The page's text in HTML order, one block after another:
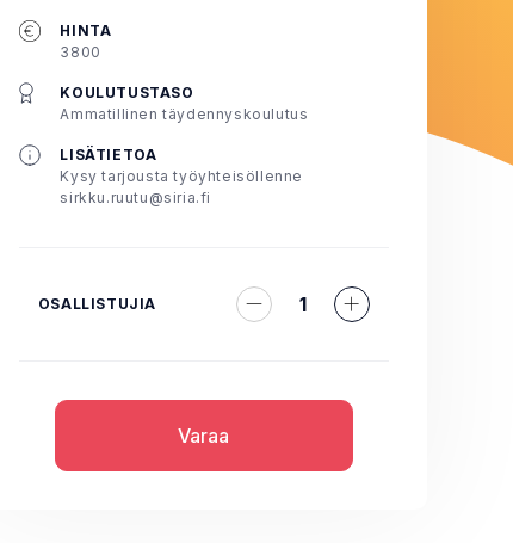
HINTA
3800
KOULUTUSTASO
Ammatillinen täydennyskoulutus
LISÄTIETOA
Kysy tarjousta työyhteisöllenne
sirkku.ruutu@siria.fi
OSALLISTUJIA 1
Varaa